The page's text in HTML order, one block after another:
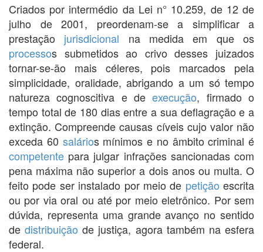
Criados por intermédio da Lei n° 10.259, de 12 de
julho de 2001, preordenam-se a simplificar a
prestação jurisdicional na medida em que os
processos submetidos ao crivo desses juizados
tornar-se-ão mais céleres, pois marcados pela
simplicidade, oralidade, abrigando a um só tempo
natureza cognoscitiva e deexecução, firmado o
tempo total de 180 dias entre a sua deflagração e a
extinção. Compreende causas cíveis cujo valor não
exceda 60 salários mínimos e no âmbito criminal é
competente para julgar infrações sancionadas com
pena máxima não superior a dois anos ou multa. O
feito pode ser instalado por meio de petição escrita
ou por via oral ou até por meio eletrônico. Por sem
dúvida, representa uma grande avanço no sentido
dedistribuição de justiça, agora também na esfera
federal.